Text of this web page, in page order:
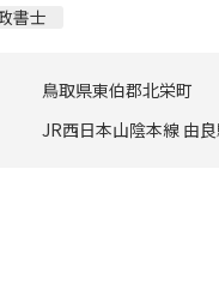
書士
鳥取県東伯郡北栄町
JR西日本山陰本線 由